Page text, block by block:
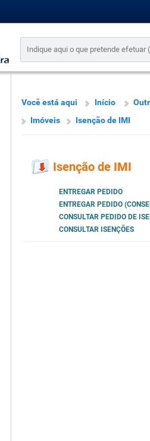
Você está aqui Início
Imóveis
Isenção de IMI
Isenção de IMI
ENTREGAR PEDIDO
ENTREGAR PEDIDO
CONSULTAR PEDIDO DE
CONSULTAR ISENÇÕES